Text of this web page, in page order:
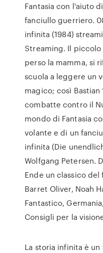
Fantasia con l'aiuto
fanciullo guerriero.
infinita (1984)
Streaming. Il
perso la mamma, si
scuola a leggere un
magico; così Bastian
combatte contro il
mondo di Fantasia
volante e di un
infinita (Die
Wolfgang Petersen.
Ende un classico del
Barret Oliver, Noah
Fantastico,
Consigli per la
La storia infinita è